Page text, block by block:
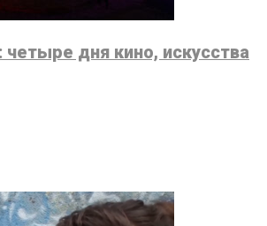
четыре дня кино, искусства